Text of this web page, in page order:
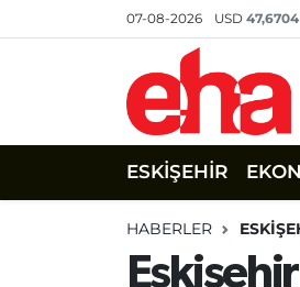
07-08-2026 USD47,6704
ESKİŞEHİR
HABERLER